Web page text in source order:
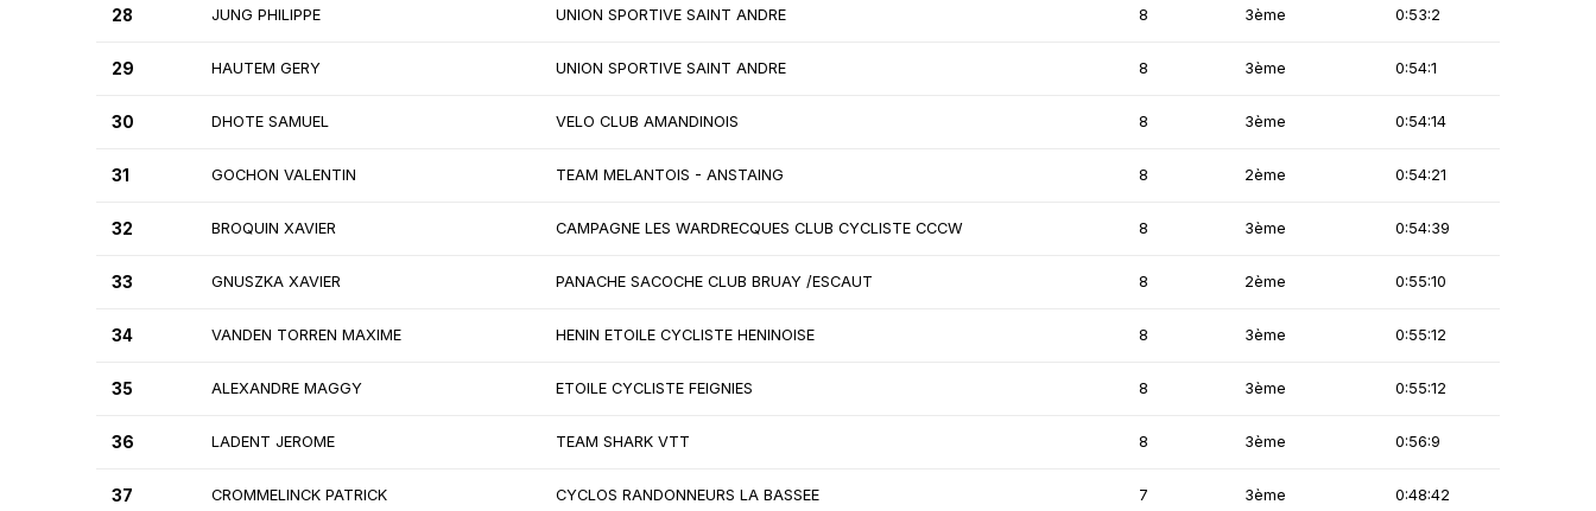
28 JUNG PHILIPPE UNION SPORTIVE SAINT ANDRE 8 3ème 0:53:2
29 HAUTEM GERY UNION SPORTIVE SAINT ANDRE 8 3ème 0:54:1
30 DHOTE SAMUEL VELO CLUB AMANDINOIS 8 3ème 0:54:14
31 GOCHON VALENTIN TEAM MELANTOIS - ANSTAING 8 2ème 0:54:21
32 BROQUIN XAVIER CAMPAGNE LES WARDRECQUES CLUB CYCLISTE CCCW 8 3ème 0:54:39
33 GNUSZKA XAVIER PANACHE SACOCHE CLUB BRUAY /ESCAUT 8 2ème 0:55:10
34 VANDEN TORREN MAXIME HENIN ETOILE CYCLISTE HENINOISE 8 3ème 0:55:12
35 ALEXANDRE MAGGY ETOILE CYCLISTE FEIGNIES 8 3ème 0:55:12
36 LADENT JEROME TEAM SHARK VTT 8 3ème 0:56:9
37 CROMMELINCK PATRICK CYCLOS RANDONNEURS LA BASSEE 7 3ème 0:48:42